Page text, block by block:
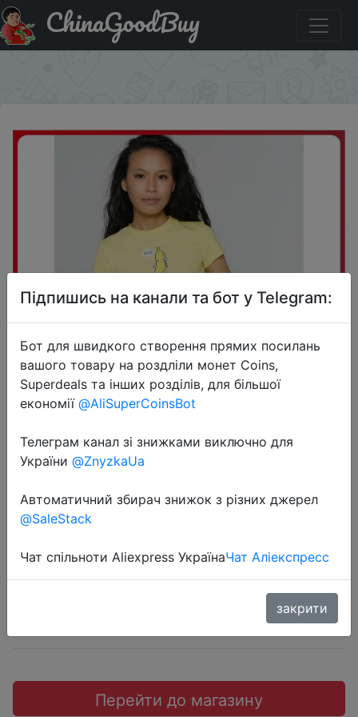
Акція на Футболка TBOE женская 95% Хлопок 5%
Лайкра светло-желтый
ChinaGoodBuy
2022-04-20
Футболка TBOE женская 95%
Хлопок 5% Лайкра светло-желтый
$0.98
Перейти до магазину
Підпишись на канали та бот у Telegram:
Бот для швидкого створення прямих посилань
вашого товару на роздліли монет Coins,
Superdeals та інших розділів, для більшої
економії @AliSuperCoinsBot
Телеграм канал зі знижками виключно для
України @ZnyzkaUa
Автоматичний збирач знижок з різних джерел
@SaleStack
Чат спільноти Aliexpress УкраїнаЧат Аліекспресс
закрити